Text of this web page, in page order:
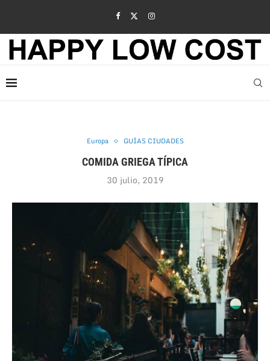
Europa GUÍAS CIUDADES
COMIDA GRIEGA TÍPICA
30 julio, 2019